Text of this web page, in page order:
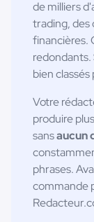
de milliers
trading, des
financières.
bien
Votre
produire
sansaucun
phrases.
commande